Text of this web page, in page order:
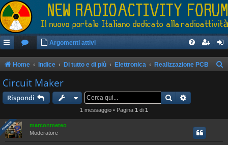
Argomenti attivi
Home Indice Di tutto e di più Elettronica Realizzazione PCB
Circuit Maker
Rispondi Cerca
1 messaggio • Pagina 1 di 1
marconmeteo
Moderatore
Connesso
Connesso